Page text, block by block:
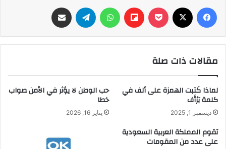
فيسبوك ‫Pocket
Flipboard واتساب تيلقرام
مقالات ذات صلة
لماذا كُتبت الهمزة على ألف في
كلمة يَرْأَف
ديسمبر 1, 2025
حب الوطن لا يؤثر في الأمن صواب
خطا
يناير 16, 2026
تقوم المملكة العربية السعودية
على عدد من المقومات